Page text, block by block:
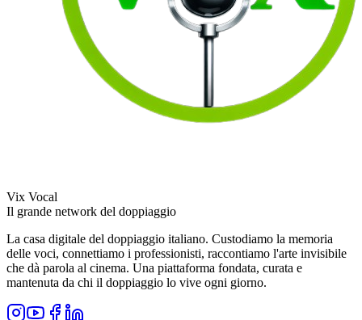
Vix Vocal
Il grande network del doppiaggio
La casa digitale del doppiaggio italiano. Custodiamo la memoria
delle voci, connettiamo i professionisti, raccontiamo l'arte invisibile
che dà parola al cinema. Una piattaforma fondata, curata e
mantenuta da chi il doppiaggio lo vive ogni giorno.